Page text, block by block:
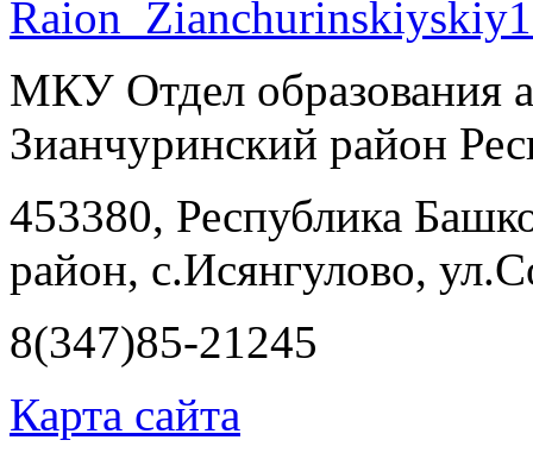
МКУ Отдел образования
Зианчуринский район
453380, Республика
район, с.Исянгулово,
8(347)85-21245
Карта сайта